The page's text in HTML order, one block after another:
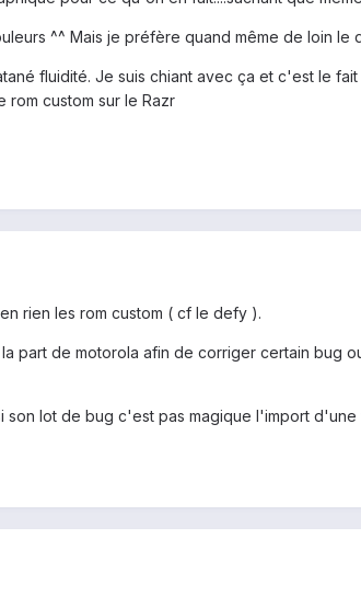
^^ Mais je préfère quand même de loin le
fluidité. Je suis chiant avec ça et c'est le
rom custom sur le Razr
rien les rom custom ( cf le defy ).
part de motorola afin de corriger certain bug
son lot de bug c'est pas magique l'import d'une